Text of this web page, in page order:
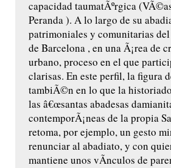
capacidad taumatÃºrgica
Peranda ). A lo largo de su
patrimoniales y comunitarias
de Barcelona , en una Ã¡rea de
urbano, proceso en el que
clarisas. En este perfil, la figura
tambiÃ©n en lo que la
las â€œsantas abadesas
contemporÃ¡neas de la propia
retoma, por ejemplo, un gesto
renunciar al abadiato, y con
mantiene unos vÃ­nculos de